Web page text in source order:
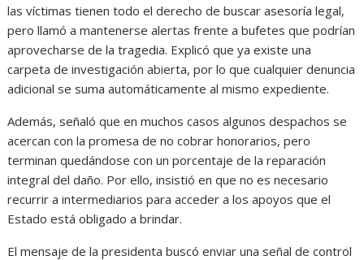
las víctimas tienen todo el derecho de buscar asesoría legal,
pero llamó a mantenerse alertas frente a bufetes que podrían
aprovecharse de la tragedia. Explicó que ya existe una
carpeta de investigación abierta, por lo que cualquier denuncia
adicional se suma automáticamente al mismo expediente.
Además, señaló que en muchos casos algunos despachos se
acercan con la promesa de no cobrar honorarios, pero
terminan quedándose con un porcentaje de la reparación
integral del daño. Por ello, insistió en que no es necesario
recurrir a intermediarios para acceder a los apoyos que el
Estado está obligado a brindar.
El mensaje de la presidenta buscó enviar una señal de control